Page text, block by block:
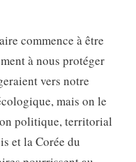
commence à être
à nous protéger
vers notre
mais on le
politique, territorial
et la Corée du